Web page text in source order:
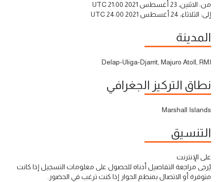
من: الاثنين، 23 أغسطس 2021 21:00 UTC
إلى: الثلاثاء، 24 أغسطس 2021 24:00 UTC
المدينة
Delap-Uliga-Djarrit, Majuro Atoll, RMI
نطاق التركيز الجغرافي
Marshall Islands
التنسيق
على الإنترنت
يُرجى مراجعة التفاصيل أدناه للحصول على معلومات التسجيل إذا كانت
متوفرة أو الاتصال بمنظم الحوار إذا كنت ترغب في الحضور.